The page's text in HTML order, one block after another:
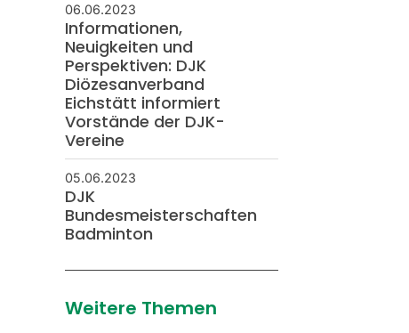
06.06.2023
Informationen,
Neuigkeiten und
Perspektiven: DJK
Diözesanverband
Eichstätt informiert
Vorstände der DJK-
Vereine
05.06.2023
DJK
Bundesmeisterschaften
Badminton
Weitere Themen